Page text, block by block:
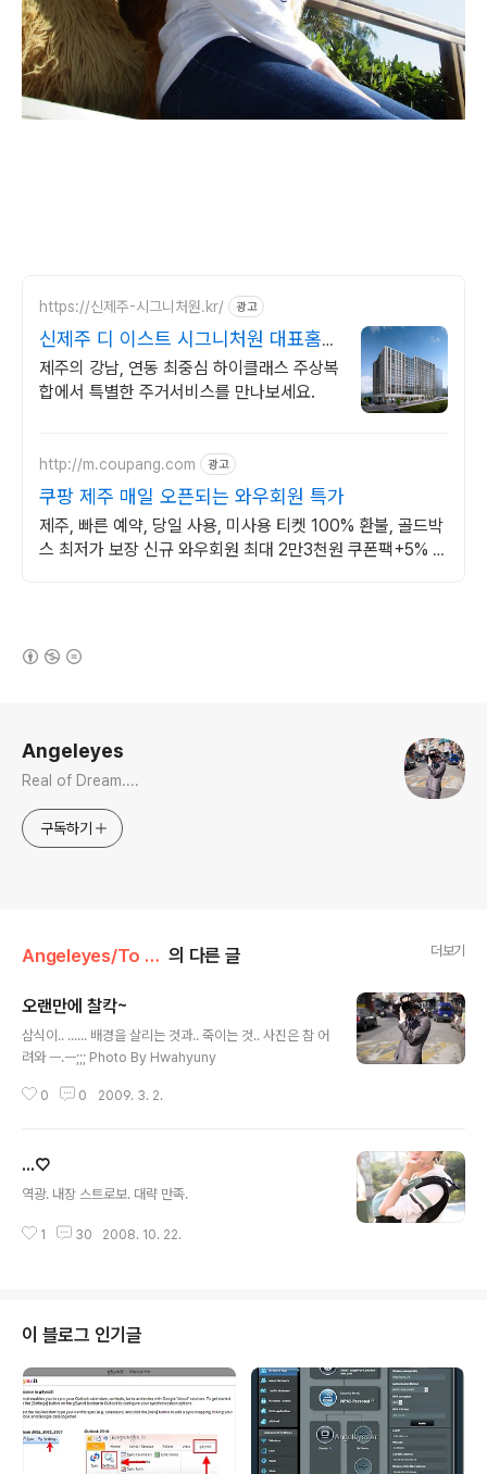
https://신제주-시그니처원.kr/ 광고
신제주 디 이스트 시그니처원 대표홈페
이지
제주의 강남, 연동 최중심 하이클래스 주상복
합에서 특별한 주거서비스를 만나보세요.
http://m.coupang.com 광고
쿠팡 제주 매일 오픈되는 와우회원 특가
제주, 빠른 예약, 당일 사용, 미사용 티켓 100% 환불, 골드박
스 최저가 보장 신규 와우회원 최대 2만3천원 쿠폰팩+5% 추
Angeleyes
Real of Dream....
구독하기
Angeleyes/To day is 의 다른 글 더보기
오랜만에 찰칵~
삼식이.. ...... 배경을 살리는 것과.. 죽이는 것.. 사진은 참 어
려와 ㅡ.ㅡ;;; Photo By Hwahyuny
0 0 2009. 3. 2.
...♡
역광. 내장 스트로보. 대략 만족.
1 30 2008. 10. 22.
이 블로그 인기글